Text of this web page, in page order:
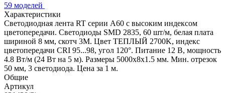
59 моделей
Характеристики
Светодиодная лента RT серии A60 с высоким индексом
цветопередачи. Светодиоды SMD 2835, 60 шт/м, белая плата
шириной 8 мм, скотч 3М. Цвет ТЕПЛЫЙ 2700K, индекс
цветопередачи CRI 95...98, угол 120°. Питание 12 В, мощность
4.8 Вт/м (24 Вт на 5 м). Размеры 5000х8х1.5 мм. Мин. отрезок
50 мм, 3 светодиода. Цена за 1 м.
Общие
Артикул